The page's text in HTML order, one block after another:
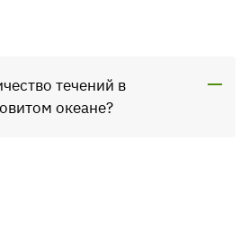
течений в
океане?